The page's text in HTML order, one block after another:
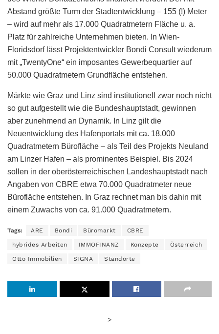
Abstand größte Turm der Stadtentwicklung – 155 (!) Meter
– wird auf mehr als 17.000 Quadratmetern Fläche u. a.
Platz für zahlreiche Unternehmen bieten. In Wien-
Floridsdorf lässt Projektentwickler Bondi Consult wiederum
mit „TwentyOne“ ein imposantes Gewerbequartier auf
50.000 Quadratmetern Grundfläche entstehen.
Märkte wie Graz und Linz sind institutionell zwar noch nicht
so gut aufgestellt wie die Bundeshauptstadt, gewinnen
aber zunehmend an Dynamik. In Linz gilt die
Neuentwicklung des Hafenportals mit ca. 18.000
Quadratmetern Bürofläche – als Teil des Projekts Neuland
am Linzer Hafen – als prominentes Beispiel. Bis 2024
sollen in der oberösterreichischen Landeshauptstadt nach
Angaben von CBRE etwa 70.000 Quadratmeter neue
Bürofläche entstehen. In Graz rechnet man bis dahin mit
einem Zuwachs von ca. 91.000 Quadratmetern.
Tags: ARE Bondi Büromarkt CBRE
hybrides Arbeiten IMMOFINANZ Konzepte Österreich
Otto Immobilien SIGNA Standorte
>